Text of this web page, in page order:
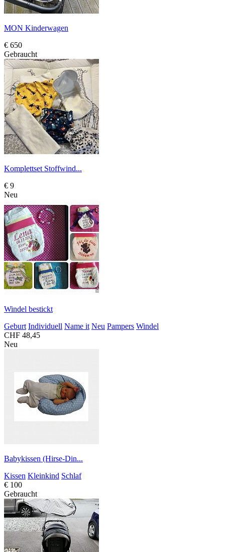
MON Kinderwagen
€ 650
Gebraucht
Komplettset Stoffwind...
€ 9
Neu
Windel bestickt
Geburt Individuell Name it Neu Pampers Windel
CHF 48,45
Neu
Babykissen (Hirse-Din...
Kissen Kleinkind Schlaf
€ 100
Gebraucht